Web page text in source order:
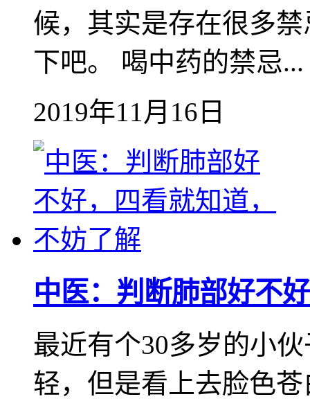
候，其实是存在很多
下吧。 喝中药的禁忌...
2019年11月16日
中医：判断肺部好不
最近有个30多岁的小
轻，但是看上去脸色